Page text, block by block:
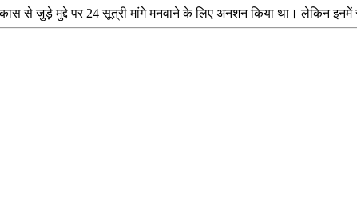
से जुड़े मुद्दे पर 24 सूत्री मांगे मनवाने के लिए अनशन किया था। लेकिन इनमें से